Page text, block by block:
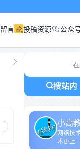
言 投稿资源 公众号
搜站内
小高
网络技
术更上